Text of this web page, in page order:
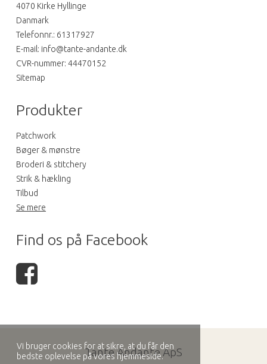
Vi bruger cookies for at sikre, at du får den
bedste oplevelse på vores hjemmeside.
4070 Kirke Hyllinge
Danmark
Telefonnr.: 61317927
E-mail : info@tante-andante.dk
CVR-nummer: 44470152
Sitemap
Produkter
Patchwork
Bøger & mønstre
Broderi & stitchery
Strik & hækling
Tilbud
Se mere
Find os på Facebook
Tante Andante ApS